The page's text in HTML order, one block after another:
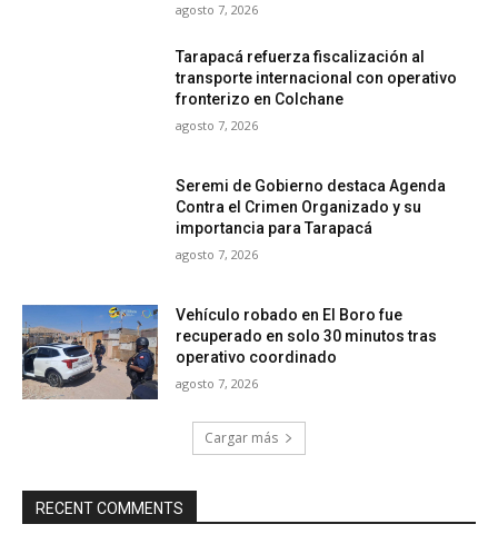
agosto 7, 2026
Tarapacá refuerza fiscalización al
transporte internacional con operativo
fronterizo en Colchane
agosto 7, 2026
Seremi de Gobierno destaca Agenda
Contra el Crimen Organizado y su
importancia para Tarapacá
agosto 7, 2026
Vehículo robado en El Boro fue
recuperado en solo 30 minutos tras
operativo coordinado
agosto 7, 2026
Cargar más
RECENT COMMENTS